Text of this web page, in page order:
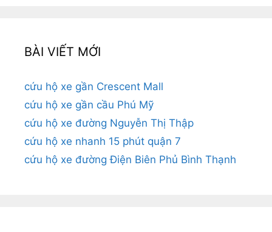
BÀI VIẾT MỚI
cứu hộ xe gần Crescent Mall
cứu hộ xe gần cầu Phú Mỹ
cứu hộ xe đường Nguyễn Thị Thập
cứu hộ xe nhanh 15 phút quận 7
cứu hộ xe đường Điện Biên Phủ Bình Thạnh